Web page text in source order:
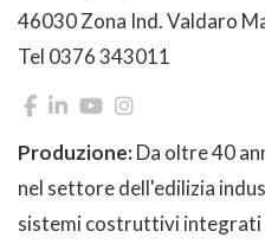
46030 Zona Ind. Valdaro
Tel 0376 343011
Produzione:Da oltre 40
nel settore dell'edilizia
sistemi costruttivi integrati